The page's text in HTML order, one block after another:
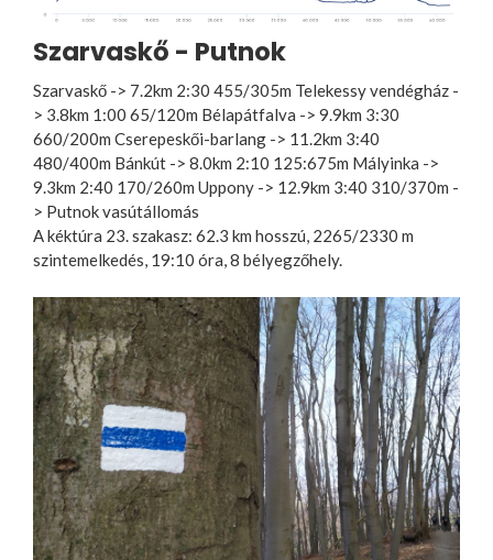
Szarvaskő - Putnok
Szarvaskő -> 7.2km 2:30 455/305m Telekessy vendégház -
> 3.8km 1:00 65/120m Bélapátfalva -> 9.9km 3:30
660/200m Cserepeskői-barlang -> 11.2km 3:40
480/400m Bánkút -> 8.0km 2:10 125:675m Mályinka ->
9.3km 2:40 170/260m Uppony -> 12.9km 3:40 310/370m -
> Putnok vasútállomás
A kéktúra 23. szakasz: 62.3 km hosszú, 2265/2330 m
szintemelkedés, 19:10 óra, 8 bélyegzőhely.